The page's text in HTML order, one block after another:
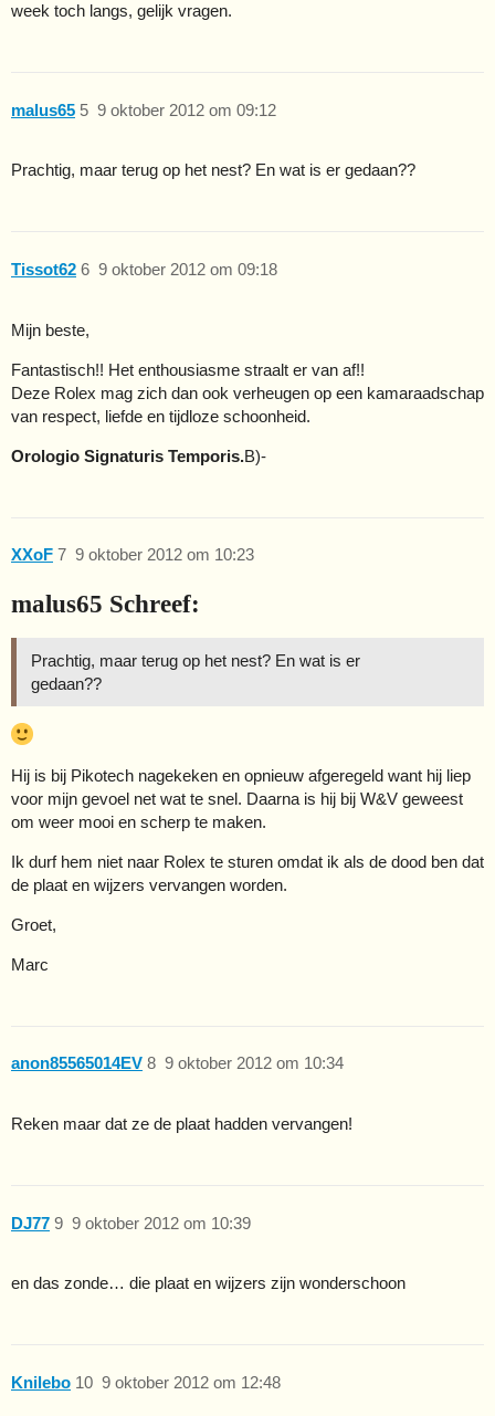
week toch langs, gelijk vragen.
malus65 9 oktober 2012 om 09:12
5
Prachtig, maar terug op het nest? En wat is er gedaan??
Tissot62 9 oktober 2012 om 09:18
6
Mijn beste,
Fantastisch!! Het enthousiasme straalt er van af!!
Deze Rolex mag zich dan ook verheugen op een kamaraadschap
van respect, liefde en tijdloze schoonheid.
Orologio Signaturis Temporis.B)-
XXoF 9 oktober 2012 om 10:23
7
malus65 Schreef:
Prachtig, maar terug op het nest? En wat is er
gedaan??
Hij is bij Pikotech nagekeken en opnieuw afgeregeld want hij liep
voor mijn gevoel net wat te snel. Daarna is hij bij W&V geweest
om weer mooi en scherp te maken.
Ik durf hem niet naar Rolex te sturen omdat ik als de dood ben dat
de plaat en wijzers vervangen worden.
Groet,
Marc
anon85565014EV 9 oktober 2012 om 10:34
8
Reken maar dat ze de plaat hadden vervangen!
DJ77 9 oktober 2012 om 10:39
9
en das zonde… die plaat en wijzers zijn wonderschoon
Knilebo 9 oktober 2012 om 12:48
10